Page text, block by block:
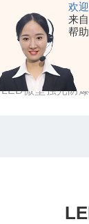
欢
来
帮
LED微型强光防